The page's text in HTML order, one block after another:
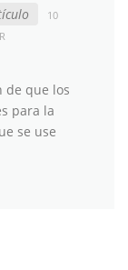
10
de que los
para la
se use